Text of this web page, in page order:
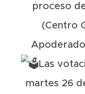
proceso
(Centro
Las
martes 26